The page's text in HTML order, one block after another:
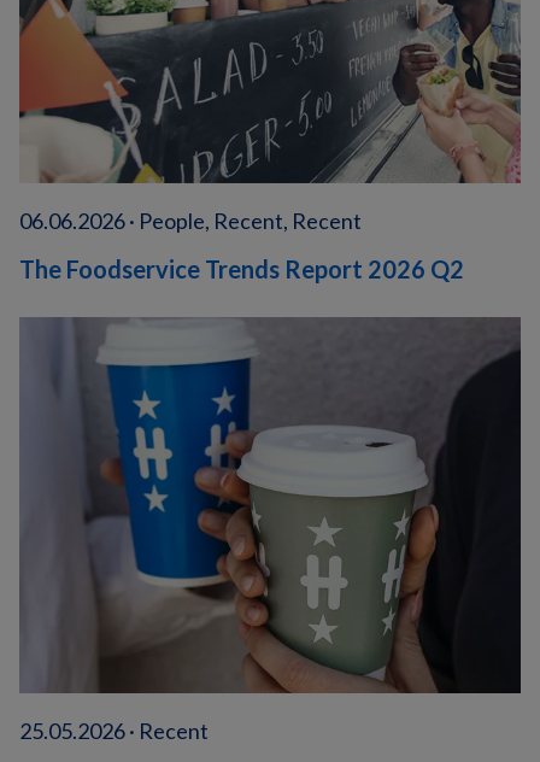
06.06.2026 · People, Recent, Recent
The Foodservice Trends Report 2026 Q2
25.05.2026 · Recent